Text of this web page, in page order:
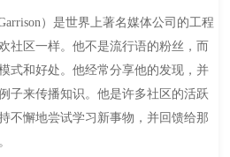
）是世界上著名媒体公司的工程
社区一样。他不是流行语的粉丝，而
式和好处。他经常分享他的发现，并
子来传播知识。他是许多社区的活跃
不懈地尝试学习新事物，并回馈给那